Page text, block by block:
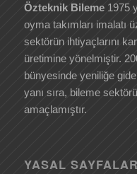
Özteknik Bileme1975
oyma takımları imalatı
sektörün ihtiyaçlarını
üretimine yönelmiştir.
bünyesinde yeniliğe
yanı sıra, bileme
amaçlamıştır.
YASAL SAYFALAR